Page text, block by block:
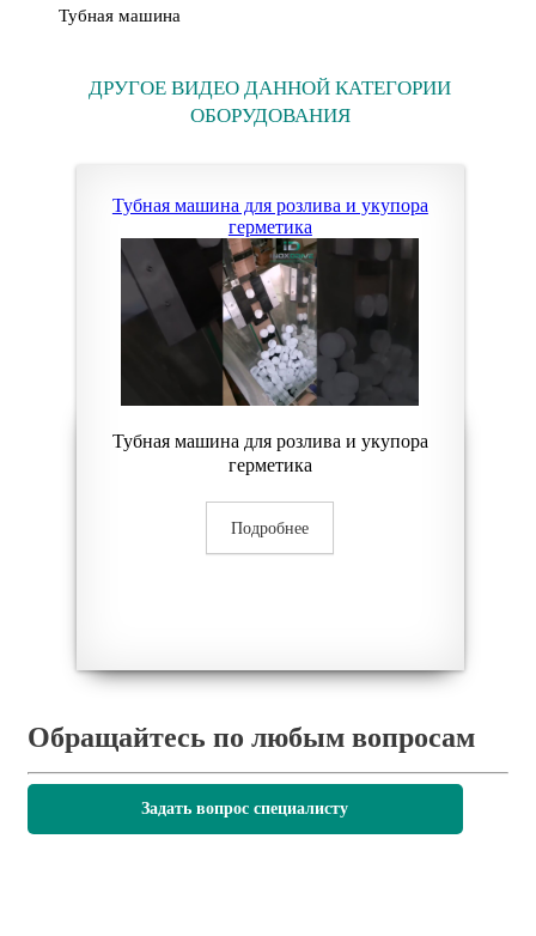
Тубная машина
ДРУГОЕ ВИДЕО ДАННОЙ КАТЕГОРИИ
ОБОРУДОВАНИЯ
Тубная машина для розлива и укупора
герметика
Тубная машина для розлива и укупора
герметика
Подробнее
Обращайтесь по любым вопросам
Задать вопрос специалисту